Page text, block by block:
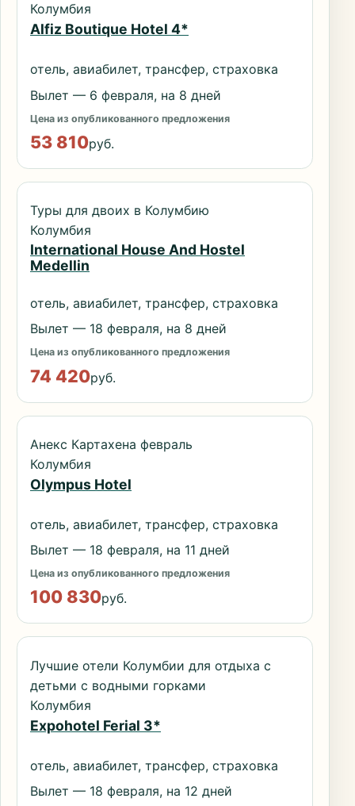
Колумбия
Alfiz Boutique Hotel 4*
отель, авиабилет, трансфер, страховка
Вылет — 6 февраля, на 8 дней
Цена из опубликованного предложения
53 810руб.
Туры для двоих в Колумбию
Колумбия
International House And Hostel
Medellin
отель, авиабилет, трансфер, страховка
Вылет — 18 февраля, на 8 дней
Цена из опубликованного предложения
74 420руб.
Анекс Картахена февраль
Колумбия
Olympus Hotel
отель, авиабилет, трансфер, страховка
Вылет — 18 февраля, на 11 дней
Цена из опубликованного предложения
100 830руб.
Лучшие отели Колумбии для отдыха с
детьми с водными горками
Колумбия
Expohotel Ferial 3*
отель, авиабилет, трансфер, страховка
Вылет — 18 февраля, на 12 дней